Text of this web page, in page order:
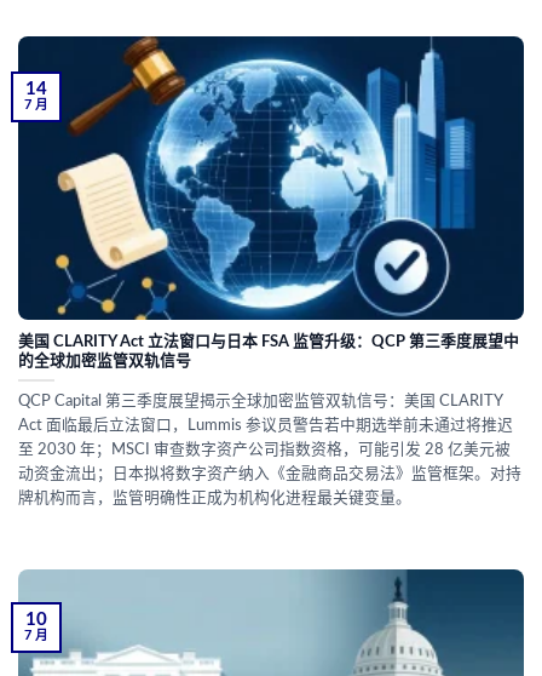
美国 CLARITY Act 立法窗口与日本 FSA 监管升级：QCP 第三季度展望中
的全球加密监管双轨信号
QCP Capital 第三季度展望揭示全球加密监管双轨信号：美国 CLARITY
Act 面临最后立法窗口，Lummis 参议员警告若中期选举前未通过将推迟
至 2030 年；MSCI 审查数字资产公司指数资格，可能引发 28 亿美元被
动资金流出；日本拟将数字资产纳入《金融商品交易法》监管框架。对持
牌机构而言，监管明确性正成为机构化进程最关键变量。
14
7 月
10
7 月